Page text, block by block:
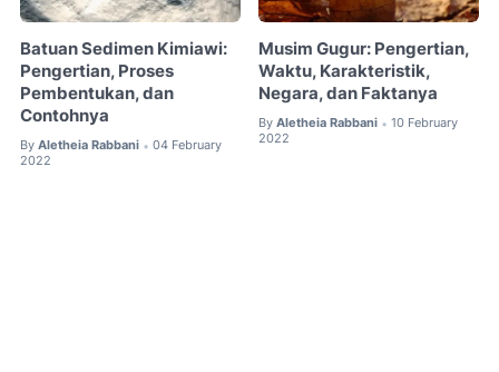
Batuan Sedimen Kimiawi:
Pengertian, Proses
Pembentukan, dan
Contohnya
By Aletheia Rabbani • 04 February
2022
Musim Gugur: Pengertian,
Waktu, Karakteristik,
Negara, dan Faktanya
By Aletheia Rabbani • 10 February
2022